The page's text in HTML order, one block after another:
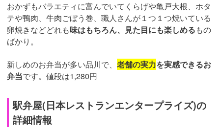
おかずもバラエティに富んでいてくらげや亀戸大根、ホタ
テや鴨肉、牛肉ごぼう巻、職人さんが１つ１つ焼いている
卵焼きなどどれも味はもちろん、見た目にも楽しめるもの
ばかり。
新しめのお弁当が多い品川で、 老舗の実力を実感できるお
弁当です。値段は1,280円
駅弁屋(日本レストランエンタープライズ)の
詳細情報